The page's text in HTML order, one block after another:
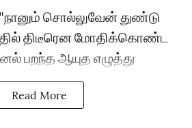
"நானும் சொல்லுவேன் துண்டு
திடீரென மோதிக்கொண்ட
பறந்த ஆயுத எழுத்து
Read More